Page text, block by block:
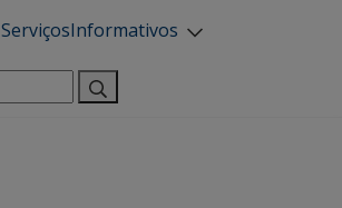
ServiçosInformativos